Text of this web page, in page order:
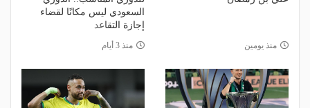
منذ يومين
السعودي ليس مكانًا لقضاء
إجازة التقاعد
منذ 3 أيام